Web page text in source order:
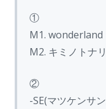
①
M1. wonderland
M2. キミノトナリ
②
-SE(マツケンサ